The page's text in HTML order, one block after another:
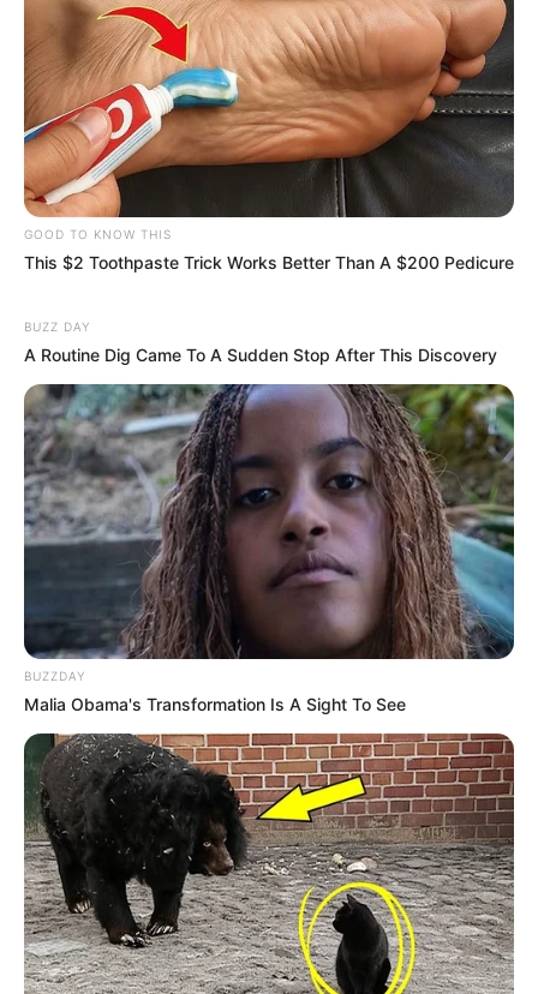
Nacional.
FAÇA O SEU COMENTÁRIO AQUI!
FALE CONOSCO
Nome
E-mail*
Mensagem
DESTAQUES
FACEBOOK
DESTAQUES DA SEMANA
Motos e bicicletas para ACS e ACE: veja o
passo a passo para conseguir o benefício.
GOOD TO KNOW THIS
This $2 Toothpaste Trick Works Better Than A $200 Pedicure
BUZZ DAY
A Routine Dig Came To A Sudden Stop After This Discovery
BUZZDAY
Malia Obama's Transformation Is A Sight To See